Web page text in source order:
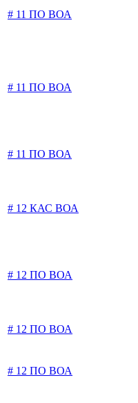
# 11 ПО ВОА
# 11 ПО ВОА
# 11 ПО ВОА
# 12 КАС ВОА
# 12 ПО ВОА
# 12 ПО ВОА
# 12 ПО ВОА